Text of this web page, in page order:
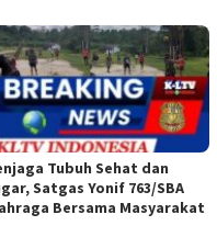
Tubuh Sehat dan
Satgas Yonif 763/SBA
Bersama Masyarakat